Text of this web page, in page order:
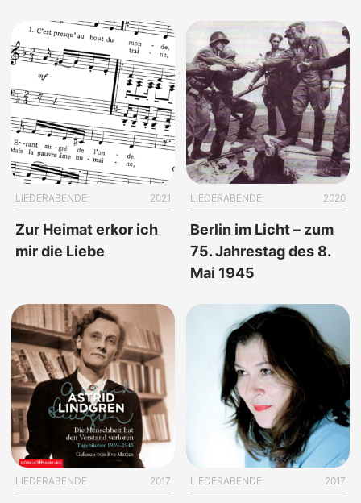
LIEDERABENDE 2021
Zur Heimat erkor ich
mir die Liebe
LIEDERABENDE 2020
Berlin im Licht – zum
75. Jahrestag des 8.
Mai 1945
LIEDERABENDE 2017 LIEDERABENDE 2017